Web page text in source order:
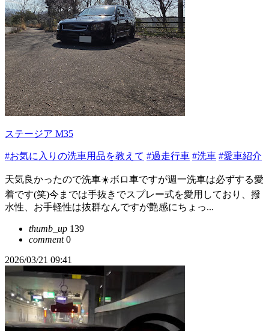
ステージア M35
#お気に入りの洗車用品を教えて #過走行車 #洗車 #愛車紹介
天気良かったので洗車☀️ボロ車ですが週一洗車は必ずする愛
着です(笑)今までは手抜きでスプレー式を愛用しており、撥
水性、お手軽性は抜群なんですが艶感にちょっ...
thumb_up 139
comment0
2026/03/21 09:41